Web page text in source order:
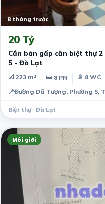
8 tháng trước
20 Tỷ
Cần bán gấp căn biệt thự
5 - Đà Lạt
📐 223 m² 🛏 8 PN
🚿 8 WC
📍Đường Dã Tượng, Phường
Biệt thự · Đà Lạt
Môi giới